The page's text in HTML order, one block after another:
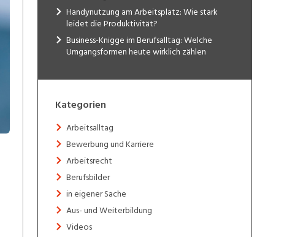
Handynutzung am Arbeitsplatz: Wie stark
leidet die Produktivität?
Business-Knigge im Berufsalltag: Welche
Umgangsformen heute wirklich zählen
Kategorien
Arbeitsalltag
Bewerbung und Karriere
Arbeitsrecht
Berufsbilder
in eigener Sache
Aus- und Weiterbildung
Videos